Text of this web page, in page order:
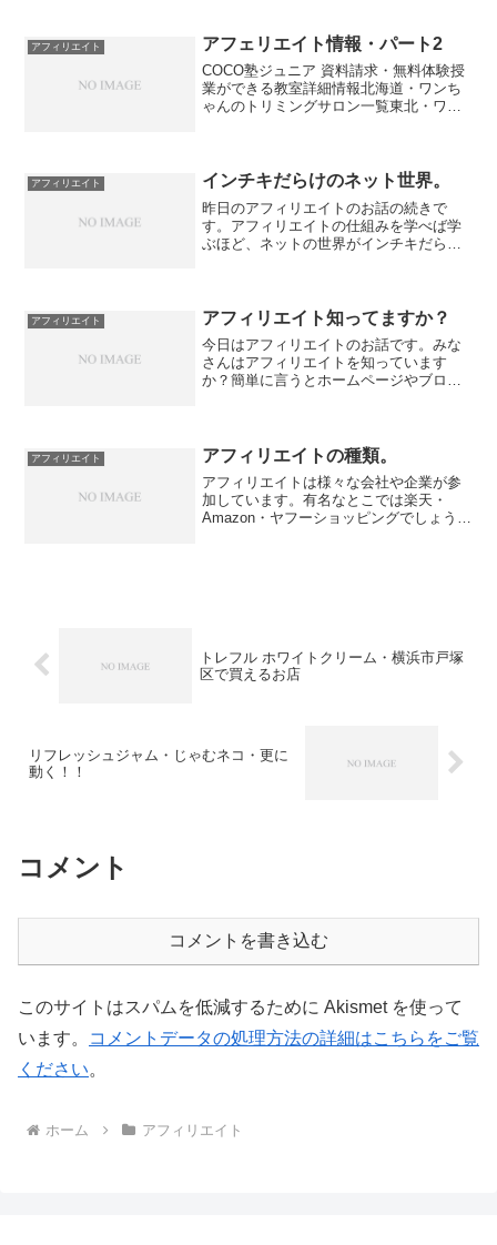
アフィリエイト アフェリエイト情報・パート2
COCO塾ジュニア 資料請求・無料体験授
業ができる教室詳細情報北海道・ワンち
ゃんのトリミングサロン一覧東北・ワン
大好き！フクロウの通...
アフィリエイト インチキだらけのネット世界。
昨日のアフィリエイトのお話の続きで
す。アフィリエイトの仕組みを学べば学
ぶほど、ネットの世界がインチキだらけ
を見たりしませんか？これは...
アフィリエイト アフィリエイト知ってますか？
今日はアフィリエイトのお話です。みな
さんはアフィリエイトを知っています
か？簡単に言うとホームページやブログ
すがネットの世界はほとんど...
アフィリエイト アフィリエイトの種類。
アフィリエイトは様々な会社や企業が参
加しています。有名なとこでは楽天・
Amazon・ヤフーショッピングでしょう
トレフル ホワイトクリーム・横浜市戸塚
区で買えるお店
リフレッシュジャム・じゃむネコ・更に
動く！！
コメント
コメントを書き込む
このサイトはスパムを低減するために Akismet を使って
います。
コメントデータの処理方法の詳細はこちらをご覧
ください。
ホーム アフィリエイト